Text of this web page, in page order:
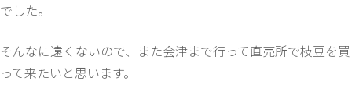
でした。
そんなに遠くないので、また会津まで行って直売所で枝豆を買
って来たいと思います。